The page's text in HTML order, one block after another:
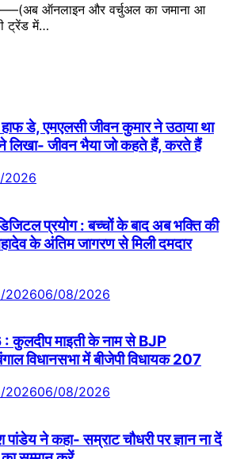
ऑनलाइन और वर्चुअल का जमाना आ
ट्रेंड में…
हाफ डे, एमएलसी जीवन कुमार ने उठाया था
लिखा- जीवन भैया जो कहते हैं, करते हैं
2026
प्रयोग : बच्चों के बाद अब भक्ति की
के अंतिम जागरण से मिली दमदार
202606/08/2026
कुलदीप माइती के नाम से BJP
विधानसभा में बीजेपी विधायक 207
202606/08/2026
ने कहा- सम्राट चौधरी पर ज्ञान ना दें